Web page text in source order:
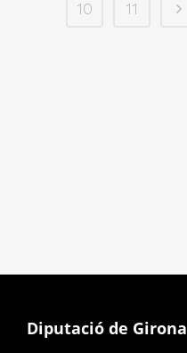
10
11
Diputació de Girona